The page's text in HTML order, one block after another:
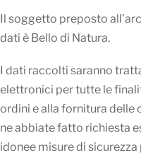
Il soggetto preposto
dati è Bello di Natura.
I dati raccolti saranno
elettronici per tutte le
ordini e alla fornitura delle
ne abbiate fatto richiesta
idonee misure di